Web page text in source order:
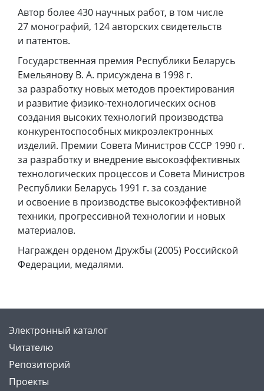
Автор более 430 научных работ, в том числе
27 монографий, 124 авторских свидетельств
и патентов.
Государственная премия Республики Беларусь
Емельянову В. А. присуждена в 1998 г.
за разработку новых методов проектирования
и развитие физико-технологических основ
создания высоких технологий производства
конкурентоспособных микроэлектронных
изделий. Премии Совета Министров СССР 1990 г.
за разработку и внедрение высокоэффективных
технологических процессов и Совета Министров
Республики Беларусь 1991 г. за создание
и освоение в производстве высокоэффективной
техники, прогрессивной технологии и новых
материалов.
Награжден орденом Дружбы (2005) Российской
Федерации, медалями.
Электронный каталог
Читателю
Репозиторий
Проекты